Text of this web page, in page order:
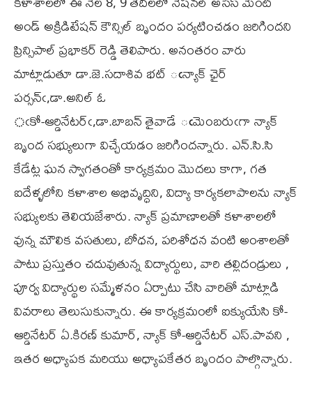
అండ్ అక్రిడిటేషన్ కౌన్సిల్ బృందం పర్యటించడం జరిగిందని
ప్రిన్సిపాల్ ప్రభాకర్ రెడ్డి తెలిపారు. అనంతరం వారు
మాట్లాడుతూ డా.జె.సదాశివ భట్ ఁన్యాక్ ఛైర్
పర్సన్ఁ,డా.అనిల్ ఓ
ఁకో-ఆర్డినేటర్ఁ,డా.బాబన్ తైవాడే ఁమెంబరుఁగా న్యాక్
బృంద సభ్యులుగా విచ్చేయడం జరిగిందన్నారు. ఎన్.సి.సి
కేడేట్ల ఘన స్వాగతంతో కార్యక్రమం మొదలు కాగా, గత
ఐదేళ్ళలోని కళాశాల అభివృద్ధిని, విద్యా కార్యకలాపాలను న్యాక్
సభ్యులకు తెలియజేశారు. న్యాక్ ప్రమాణాలతో కళాశాలలో
వున్న మౌలిక వసతులు, బోధన, పరిశోధన వంటి అంశాలతో
పాటు ప్రస్తుతం చదువుతున్న విద్యార్థులు, వారి తల్లిదండ్రులు ,
పూర్వ విద్యార్థుల సమ్మేళనం ఏర్పాటు చేసి వారితో మాట్లాడి
వివరాలు తెలుసుకున్నారు. ఈ కార్యక్రమంలో ఐక్యుయేసి కో-
ఆర్డినేటర్ ఏ.కిరణ్ కుమార్, న్యాక్ కో-ఆర్డినేటర్ ఎస్.పావని ,
ఇతర అధ్యాపక మరియు అధ్యాపకేతర బృందం పాల్గొన్నారు.